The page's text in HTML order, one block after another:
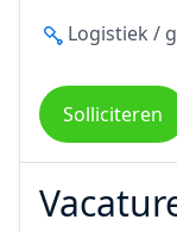
Logistiek /
Solliciteren